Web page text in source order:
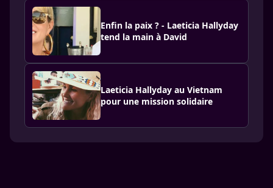
Enfin la paix ? - Laeticia Hallyday
tend la main à David
Laeticia Hallyday au Vietnam
pour une mission solidaire